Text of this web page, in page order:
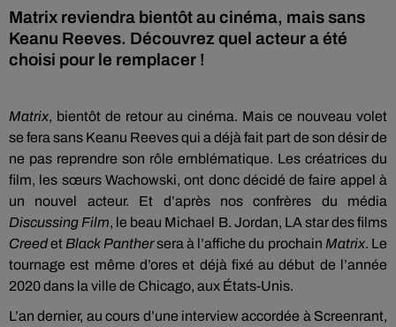
Matrix reviendra bientôt au cinéma, mais sans
Keanu Reeves. Découvrez quel acteur a été
choisi pour le remplacer !
Matrix, bientôt de retour au cinéma. Mais ce nouveau volet
se fera sans Keanu Reeves qui a déjà fait part de son désir de
ne pas reprendre son rôle emblématique. Les créatrices du
film, les sœurs Wachowski, ont donc décidé de faire appel à
un nouvel acteur. Et d’après nos confrères du média
Discussing Film, le beau Michael B. Jordan, LA star des films
Creedet Black Panthersera à l’affiche du prochain Matrix. Le
tournage est même d’ores et déjà fixé au début de l’année
2020 dans la ville de Chicago, aux États-Unis.
L’an dernier, au cours d’une interview accordée à Screenrant,